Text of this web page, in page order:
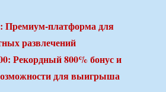
Премиум-платформа для
развлечений
Рекордный 800% бонус и
для выигрыша